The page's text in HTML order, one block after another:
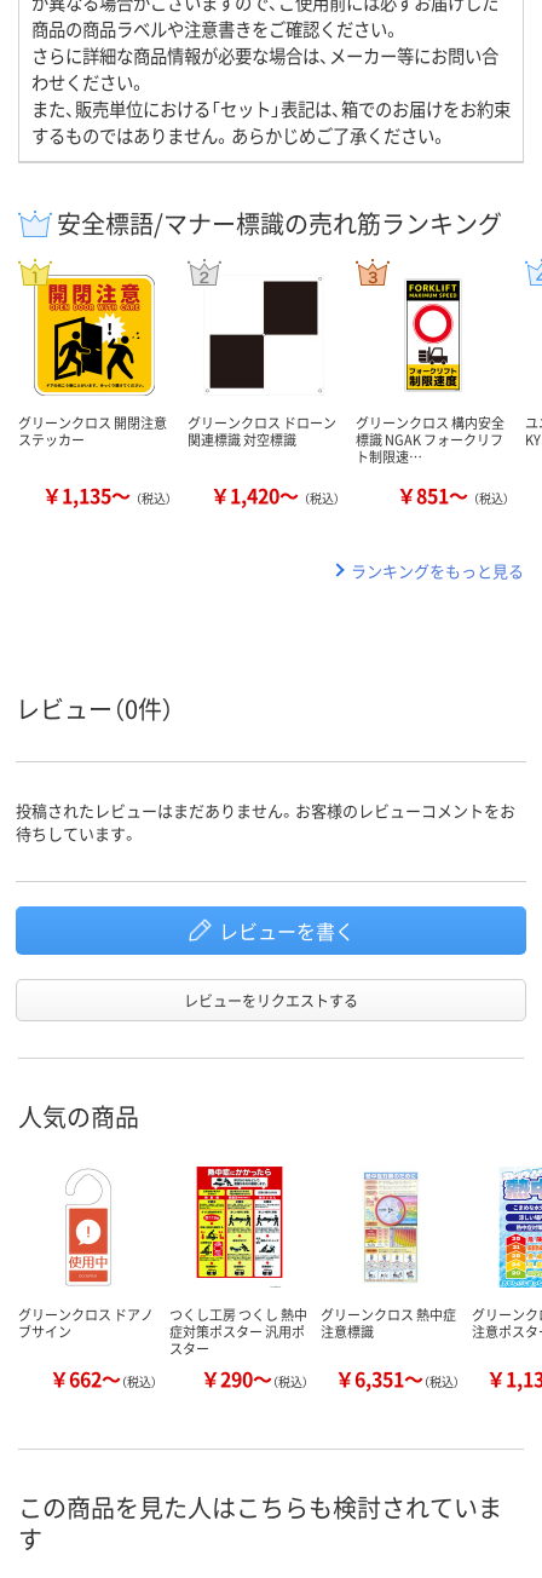
商品の商品ラベルや注意書きをご確認ください。
さらに詳細な商品情報が必要な場合は、メーカー等にお問い合
わせください。
また、販売単位における「セット」表記は、箱でのお届けをお約束
するものではありません。あらかじめご了承ください。
安全標語/マナー標識の売れ筋ランキング
グリーンクロス 開閉注意
ステッカー
￥1,135～ （税込）
グリーンクロス ドローン
関連標識 対空標識
￥1,420～ （税込）
グリーンクロス 構内安全
標識 NGAK フォークリフ
ト制限速…
￥851～ （税込）
ユ
ランキングをもっと見る
レビュー（0件）
投稿されたレビューはまだありません。お客様のレビューコメントをお
待ちしています。
レビューを書く
レビューをリクエストする
人気の商品
グリーンクロス ドアノ
ブサイン
￥662～（税込）
つくし工房 つくし 熱中
症対策ポスター 汎用ポ
スター
￥290～（税込）
グリーンクロス 熱中症
注意標識
￥6,351～（税込）
グリーン
注意ポスタ
￥
この商品を見た人はこちらも検討されていま
す